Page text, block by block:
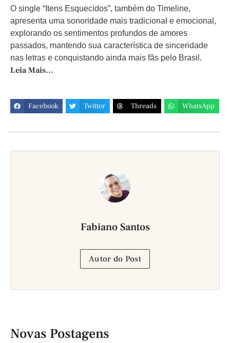
O single “Itens Esquecidos”, também do Timeline,
apresenta uma sonoridade mais tradicional e emocional,
explorando os sentimentos profundos de amores
passados, mantendo sua característica de sinceridade
nas letras e conquistando ainda mais fãs pelo Brasil.
Leia Mais…
Facebook Twitter Threads WhatsApp
Fabiano Santos
Autor do Post
Novas Postagens